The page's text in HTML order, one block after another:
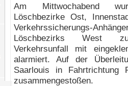
Am Mittwochabend
Löschbezirke Ost,
Verkehrssicherungs-
Löschbezirks West
Verkehrsunfall mit
alarmiert. Auf der
Saarlouis in Fahrtrichtung
zusammengestoßen.